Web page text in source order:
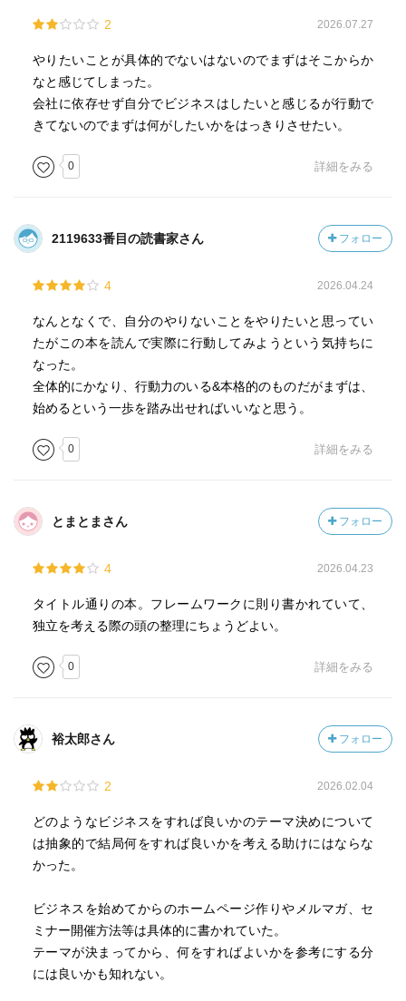
2 2026.07.27
やりたいことが具体的でないはないのでまずはそこからか
なと感じてしまった。
会社に依存せず自分でビジネスはしたいと感じるが行動で
きてないのでまずは何がしたいかをはっきりさせたい。
0 詳細をみる
2119633番目の読書家さん フォロー
4 2026.04.24
なんとなくで、自分のやりないことをやりたいと思ってい
たがこの本を読んで実際に行動してみようという気持ちに
なった。
全体的にかなり、行動力のいる&本格的のものだがまずは、
始めるという一歩を踏み出せればいいなと思う。
0 詳細をみる
とまとまさん フォロー
4 2026.04.23
タイトル通りの本。フレームワークに則り書かれていて、
独立を考える際の頭の整理にちょうどよい。
0 詳細をみる
裕太郎さん フォロー
2 2026.02.04
どのようなビジネスをすれば良いかのテーマ決めについて
は抽象的で結局何をすれば良いかを考える助けにはならな
かった。
ビジネスを始めてからのホームページ作りやメルマガ、セ
ミナー開催方法等は具体的に書かれていた。
テーマが決まってから、何をすればよいかを参考にする分
には良いかも知れない。